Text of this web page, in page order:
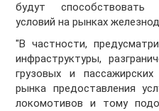
будут способствовать
условий на рынках
"В частности,
инфраструктуры,
грузовых и
рынка предоставления
локомотивов и тому